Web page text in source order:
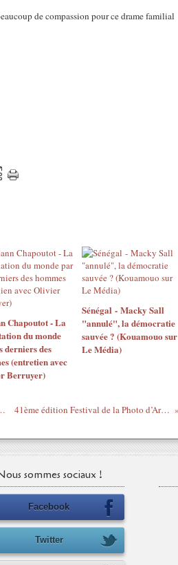
de compassion pour ce drame familial
Chapoutot - La
du monde
derniers des
(entretien avec
Berruyer)
Sénégal - Macky Sall
"annulé", la démocratie
sauvée ? (Kouamouo sur
Le Média)
cérémonie du hibou maya 41ème édition Festival de la Photo d’Arles 2010.
sommes sociaux !
Facebook
Twitter